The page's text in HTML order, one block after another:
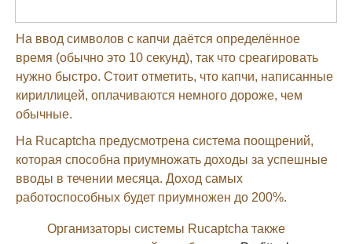
На ввод символов с капчи даётся определённое
время (обычно это 10 секунд), так что среагировать
нужно быстро. Стоит отметить, что капчи, написанные
кириллицей, оплачиваются немного дороже, чем
обычные.
На Rucaptcha предусмотрена система поощрений,
которая способна приумножать доходы за успешные
вводы в течении месяца. Доход самых
работоспособных будет приумножен до 200%.
Организаторы системы Rucaptcha также